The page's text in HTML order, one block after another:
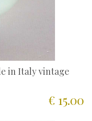
in Italy vintage
€ 15.00